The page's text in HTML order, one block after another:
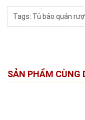
Tags: Tủ bảo quản
SẢN PHẨM CÙNG